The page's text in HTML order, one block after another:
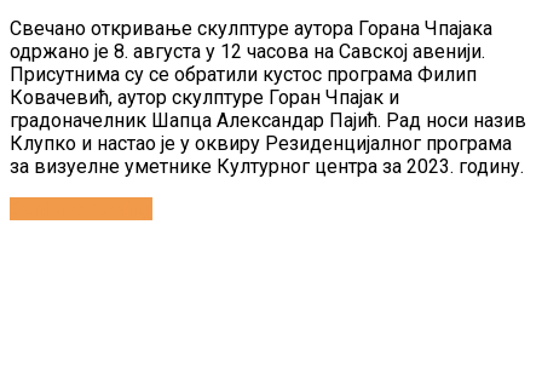
Свечано откривање скулптуре аутора Горана Чпајака
одржано је 8. августа у 12 часова на Савској авенији.
Присутнима су се обратили кустос програма Филип
Ковачевић, аутор скулптуре Горан Чпајак и
градоначелник Шапца Александар Пајић. Рад носи назив
Клупко и настао је у оквиру Резиденцијалног програма
за визуелне уметнике Културног центра за 2023. годину.